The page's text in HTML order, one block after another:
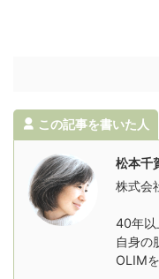
この記事を書いた人
松本千
株式会
40年以
自身の
OLIMを